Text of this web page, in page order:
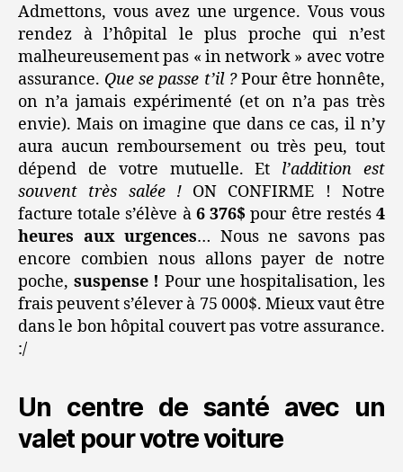
Admettons, vous avez une urgence. Vous vous
rendez à l’hôpital le plus proche qui n’est
malheureusement pas « in network » avec votre
assurance. Que se passe t’il ?Pour être honnête,
on n’a jamais expérimenté (et on n’a pas très
envie). Mais on imagine que dans ce cas, il n’y
aura aucun remboursement ou très peu, tout
dépend de votre mutuelle. Et l’addition est
souvent très salée ! ON CONFIRME ! Notre
facture totale s’élève à 6 376$ pour être restés4
heures aux urgences… Nous ne savons pas
encore combien nous allons payer de notre
poche, suspense ! Pour une hospitalisation, les
frais peuvent s’élever à 75 000$. Mieux vaut être
dans le bon hôpital couvert pas votre assurance.
:/
Un centre de santé avec un
valet pour votre voiture